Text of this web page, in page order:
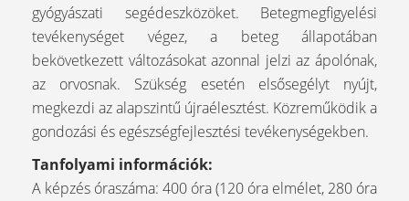
gyógyászati segédeszközöket. Betegmegfigyelési
tevékenységet végez, a beteg állapotában
bekövetkezett változásokat azonnal jelzi az ápolónak,
az orvosnak. Szükség esetén elsősegélyt nyújt,
megkezdi az alapszintű újraélesztést. Közreműködik a
gondozási és egészségfejlesztési tevékenységekben.
Tanfolyami információk:
A képzés óraszáma: 400 óra (120 óra elmélet, 280 óra